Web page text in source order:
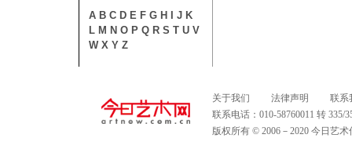
A B C D E F G H J K
L M N O P Q R S T U V
W X Y Z
关于我们 法律声明
联系
联系电话：010-58760011 转
版权所有 © 2006－2020 今日艺